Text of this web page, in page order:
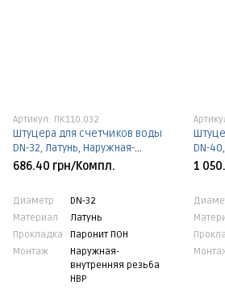
Артикул: ЛК110.032
Штуцера для счетчиков воды
DN-32, Латунь, Наружная-
внутренняя резьба НВР, DN-32,
686.40 грн/Компл.
Диаметр
DN-32
Материал
Латунь
Прокладка
Паронит ПОН
Монтаж
Наружная-
внутренняя резьба
НВР
DN-
1